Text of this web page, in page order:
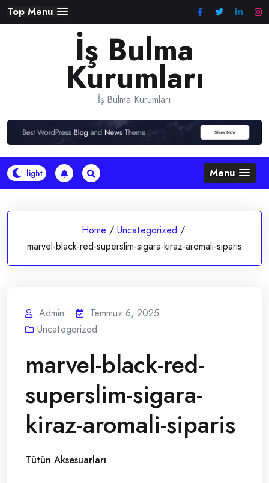
Skip
to
Top Menu
İş Bulma
Kurumları
İş Bulma Kurumları
Menu
Home / Uncategorized /
marvel-black-red-superslim-sigara-kiraz-aromali-siparis
Admin
Temmuz 6, 2025
Uncategorized
marvel-black-red-
superslim-sigara-
kiraz-aromali-siparis
Tütün Aksesuarları